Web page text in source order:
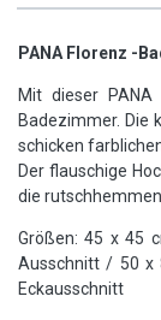
PANA Florenz -
Mit dieser
Badezimmer. Die
schicken
Der flauschige
die
Größen: 45 x 45
Ausschnitt / 50
Eckausschnitt